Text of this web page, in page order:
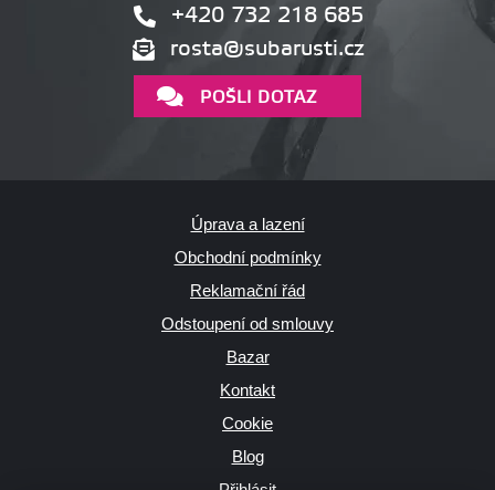
+420 732 218 685
rosta@subarusti.cz
POŠLI DOTAZ
Úprava a lazení
Obchodní podmínky
Reklamační řád
Odstoupení od smlouvy
Bazar
Kontakt
Cookie
Blog